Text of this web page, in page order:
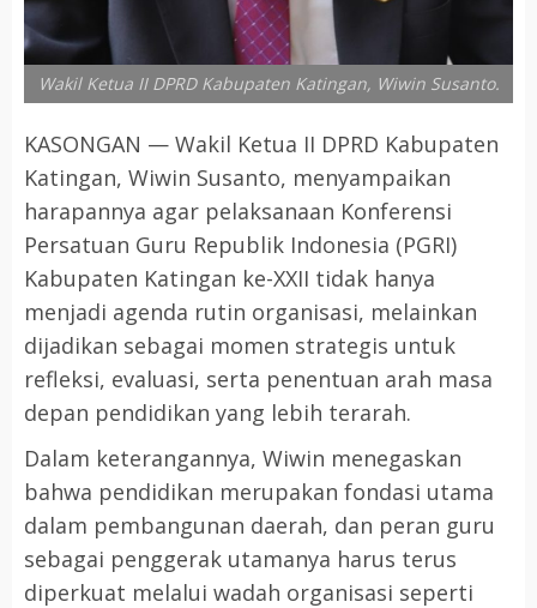
Wakil Ketua II DPRD Kabupaten Katingan, Wiwin Susanto.
KASONGAN — Wakil Ketua II DPRD Kabupaten
Katingan, Wiwin Susanto, menyampaikan
harapannya agar pelaksanaan Konferensi
Persatuan Guru Republik Indonesia (PGRI)
Kabupaten Katingan ke-XXII tidak hanya
menjadi agenda rutin organisasi, melainkan
dijadikan sebagai momen strategis untuk
refleksi, evaluasi, serta penentuan arah masa
depan pendidikan yang lebih terarah.
Dalam keterangannya, Wiwin menegaskan
bahwa pendidikan merupakan fondasi utama
dalam pembangunan daerah, dan peran guru
sebagai penggerak utamanya harus terus
diperkuat melalui wadah organisasi seperti